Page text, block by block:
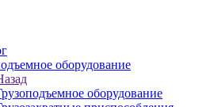
оборудование
оборудование